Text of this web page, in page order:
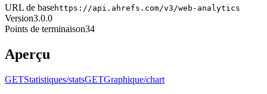
URL de basehttps://api.ahrefs.com/v3/web-analytics
Version3.0.0
Points de terminaison34
Aperçu
GETStatistiques/statsGETGraphique/chart